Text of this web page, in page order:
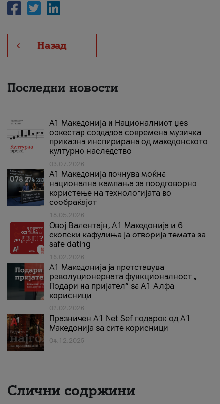
Назад
Последни новости
А1 Македонија и Националниот џез
оркестар создадоа современа музичка
приказна инспирирана од македонското
културно наследство
03.07.2026
A1 Македонија почнува моќна
национална кампања за поодговорно
користење на технологијата во
сообраќајот
18.05.2026
Овој Валентајн, A1 Македонија и 6
скопски кафулиња ја отворија темата за
safe dating
16.02.2026
А1 Македонија ја претставува
револуционерната функционалност „
Подари на пријател“ за А1 Алфа
корисници
02.02.2026
Празничен A1 Net Sеf подарок од А1
Македонија за сите корисници
04.12.2025
Слични содржини